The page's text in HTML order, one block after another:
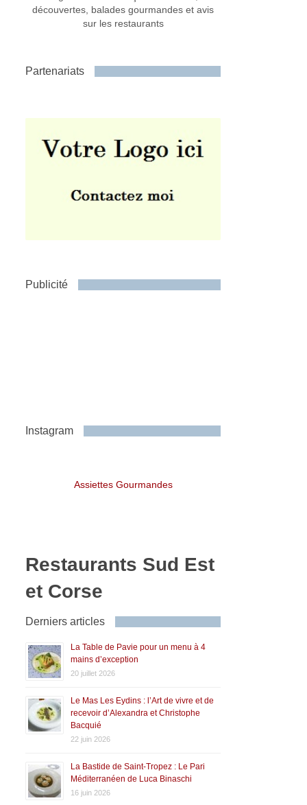
découvertes, balades gourmandes et avis
sur les restaurants
Partenariats
Publicité
Instagram
Assiettes Gourmandes
Restaurants Sud Est
et Corse
Derniers articles
La Table de Pavie pour un menu à 4
mains d’exception
20 juillet 2026
Le Mas Les Eydins : l’Art de vivre et de
recevoir d’Alexandra et Christophe
Bacquié
22 juin 2026
La Bastide de Saint-Tropez : Le Pari
Méditerranéen de Luca Binaschi
16 juin 2026